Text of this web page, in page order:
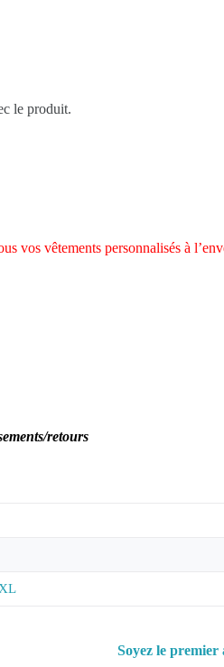
le produit.
vos vêtements personnalisés à
retours
Soyez le